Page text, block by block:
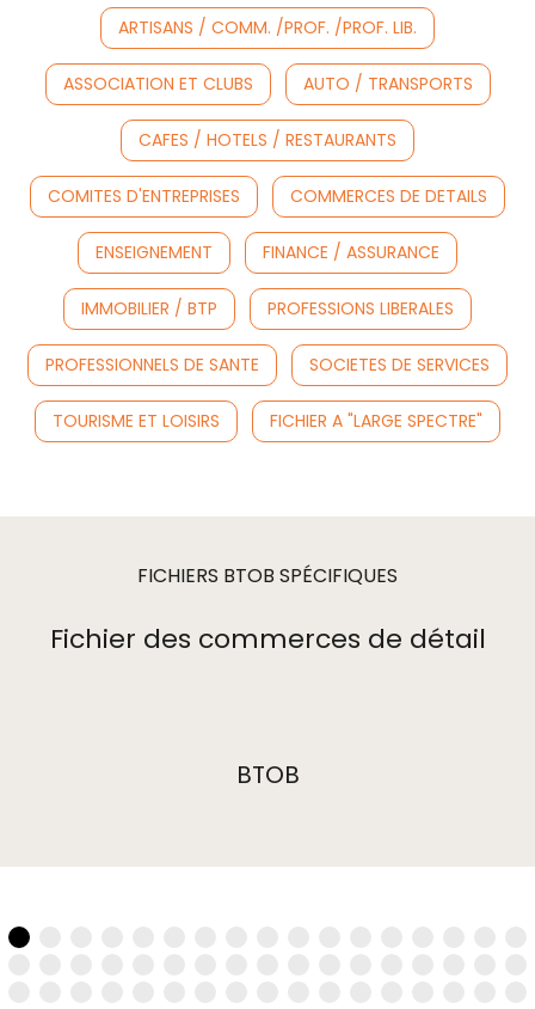
ARTISANS / COMM. /PROF. /PROF. LIB.
ASSOCIATION ET CLUBS AUTO / TRANSPORTS
CAFES / HOTELS / RESTAURANTS
COMITES D'ENTREPRISES COMMERCES DE DETAILS
ENSEIGNEMENT FINANCE / ASSURANCE
IMMOBILIER / BTP PROFESSIONS LIBERALES
PROFESSIONNELS DE SANTE SOCIETES DE SERVICES
TOURISME ET LOISIRS FICHIER A "LARGE SPECTRE"
FICHIERS BTOB SPÉCIFIQUES
Fichier des commerces de détail
BTOB